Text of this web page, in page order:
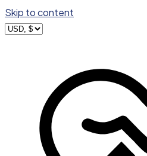
Skip to content